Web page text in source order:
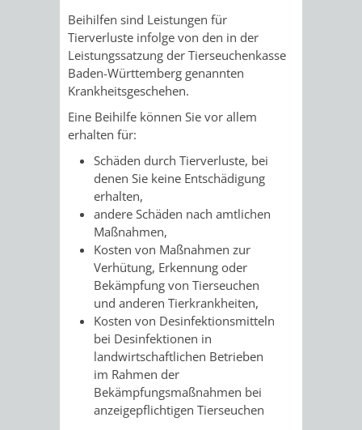
HILFE
MENSCHEN
MIT
BEHINDERUNG
MENSCHEN
MIT
DEMENZ
MIGRANTEN
FLÜCHTLINGE
BAUHERREN
BAUHERRENBERATUNG
GRUNDSTÜCKSWERTERMITTLUNG
DENKMALSCHUTZ
AUFGABEN
DER
UNTEREN
DENKMALSCHUTZBEHÖRDE
STEUERVORTEILE
SATZUNGEN
IM
BEREICH
VERKAUF
STÄDTISCHER
BAUPLÄTZE
VERKAUF
STÄDTISCHER
BERATUNGSERGEBNISSE
TAGESORDNUNG
/
AUSSCHÜSSE
BÜRGERMEISTER
DEZERNATE
AMT
FÜR
Beihilfen sind Leistungen für
Tierverluste infolge von den in der
Leistungssatzung der Tierseuchenkasse
Baden-Württemberg genannten
Krankheitsgeschehen.
Eine Beihilfe können Sie vor allem
erhalten für:
Schäden durch Tierverluste, bei
denen Sie keine Entschädigung
erhalten,
andere Schäden nach amtlichen
Maßnahmen,
Kosten von Maßnahmen zur
Verhütung, Erkennung oder
Bekämpfung von Tierseuchen
und anderen Tierkrankheiten,
Kosten von Desinfektionsmitteln
bei Desinfektionen in
landwirtschaftlichen Betrieben
im Rahmen der
Bekämpfungsmaßnahmen bei
anzeigepflichtigen Tierseuchen